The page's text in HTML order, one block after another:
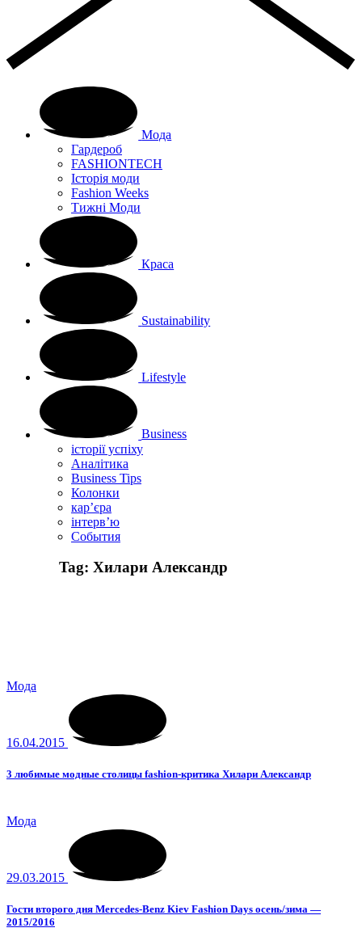
Мода
Гардероб
FASHIONTECH
Історія моди
Fashion Weeks
Тижні Моди
Краса
Sustainability
Lifestyle
Business
історії успіху
Аналітика
Business Tips
Колонки
кар’єра
інтерв’ю
Cобытия
Tag: Хилари Александр
Мода
16.04.2015
3 любимые модные столицы fashion-критика Хилари Александр
Мода
29.03.2015
Гости второго дня Mercedes-Benz Kiev Fashion Days осень/зима —
2015/2016